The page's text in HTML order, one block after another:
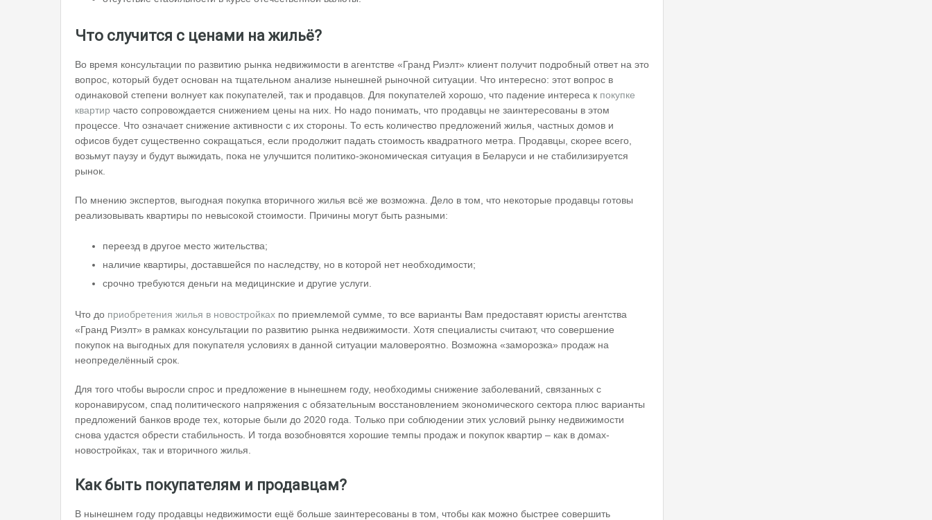
Что случится с ценами на жильё?
Во время консультации по развитию рынка недвижимости в агентстве «Гранд Риэлт» клиент получит подробный ответ на это
вопрос, который будет основан на тщательном анализе нынешней рыночной ситуации. Что интересно: этот вопрос в
одинаковой степени волнует как покупателей, так и продавцов. Для покупателей хорошо, что падение интереса к покупке
квартир часто сопровождается снижением цены на них. Но надо понимать, что продавцы не заинтересованы в этом
процессе. Что означает снижение активности с их стороны. То есть количество предложений жилья, частных домов и
офисов будет существенно сокращаться, если продолжит падать стоимость квадратного метра. Продавцы, скорее всего,
возьмут паузу и будут выжидать, пока не улучшится политико-экономическая ситуация в Беларуси и не стабилизируется
рынок.
По мнению экспертов, выгодная покупка вторичного жилья всё же возможна. Дело в том, что некоторые продавцы готовы
реализовывать квартиры по невысокой стоимости. Причины могут быть разными:
переезд в другое место жительства;
наличие квартиры, доставшейся по наследству, но в которой нет необходимости;
срочно требуются деньги на медицинские и другие услуги.
Что до приобретения жилья в новостройках по приемлемой сумме, то все варианты Вам предоставят юристы агентства
«Гранд Риэлт» в рамках консультации по развитию рынка недвижимости. Хотя специалисты считают, что совершение
покупок на выгодных для покупателя условиях в данной ситуации маловероятно. Возможна «заморозка» продаж на
неопределённый срок.
Для того чтобы выросли спрос и предложение в нынешнем году, необходимы снижение заболеваний, связанных с
коронавирусом, спад политического напряжения с обязательным восстановлением экономического сектора плюс варианты
предложений банков вроде тех, которые были до 2020 года. Только при соблюдении этих условий рынку недвижимости
снова удастся обрести стабильность. И тогда возобновятся хорошие темпы продаж и покупок квартир – как в домах-
новостройках, так и вторичного жилья.
Как быть покупателям и продавцам?
В нынешнем году продавцы недвижимости ещё больше заинтересованы в том, чтобы как можно быстрее совершить